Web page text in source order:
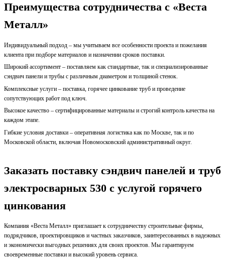
Преимущества сотрудничества с «Веста
Металл»
Индивидуальный подход – мы учитываем все особенности проекта и пожелания
клиента при подборе материалов и назначении сроков поставки.
Широкий ассортимент – поставляем как стандартные, так и специализированные
сэндвич панели и трубы с различным диаметром и толщиной стенок.
Комплексные услуги – поставка, горячее цинкование труб и проведение
сопутствующих работ под ключ.
Высокое качество – сертифицированные материалы и строгий контроль качества на
каждом этапе.
Гибкие условия доставки – оперативная логистика как по Москве, так и по
Московской области, включая Новомосковский административный округ.
Заказать поставку сэндвич панелей и труб
электросварных 530 с услугой горячего
цинкования
Компания «Веста Металл» приглашает к сотрудничеству строительные фирмы,
подрядчиков, проектировщиков и частных заказчиков, заинтересованных в надежных
и экономически выгодных решениях для своих проектов. Мы гарантируем
своевременные поставки и высокий уровень сервиса.